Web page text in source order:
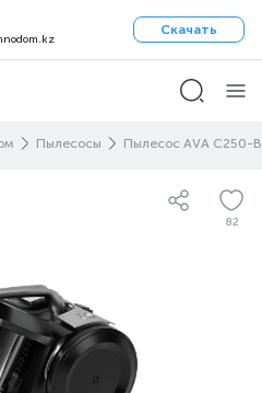
Скачать
Пылесосы Пылесос AVA C250-B
82